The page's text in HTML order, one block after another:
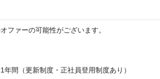
ファーの可能性がございます。
年間（更新制度・正社員登用制度あり）